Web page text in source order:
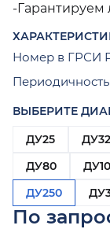
-Гарантируем
Номер в ГРСИ
ВЫБЕРИТЕ
ДУ25
ДУ32
ДУ80
ДУ250
По